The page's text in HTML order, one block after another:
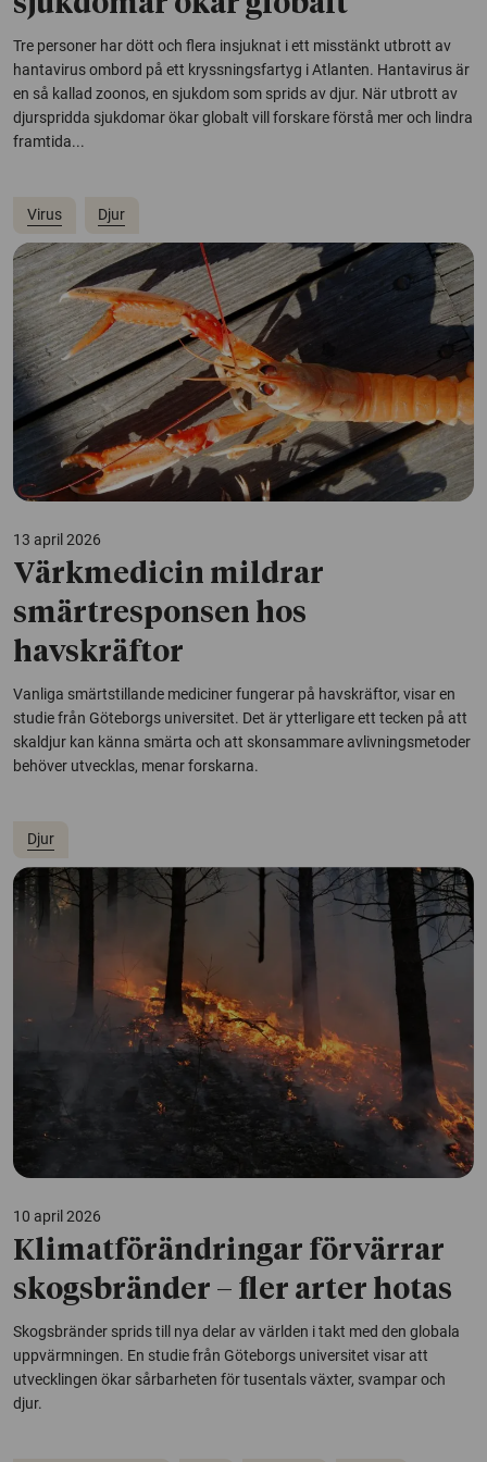
Tre personer har dött och flera insjuknat i ett misstänkt utbrott av
hantavirus ombord på ett kryssningsfartyg i Atlanten. Hantavirus är
en så kallad zoonos, en sjukdom som sprids av djur. När utbrott av
djurspridda sjukdomar ökar globalt vill forskare förstå mer och lindra
framtida...
Virus Djur
13 april 2026
Värkmedicin mildrar
smärtresponsen hos
havskräftor
Vanliga smärtstillande mediciner fungerar på havskräftor, visar en
studie från Göteborgs universitet. Det är ytterligare ett tecken på att
skaldjur kan känna smärta och att skonsammare avlivningsmetoder
behöver utvecklas, menar forskarna.
Djur
10 april 2026
Klimatförändringar förvärrar
skogsbränder – fler arter hotas
Skogsbränder sprids till nya delar av världen i takt med den globala
uppvärmningen. En studie från Göteborgs universitet visar att
utvecklingen ökar sårbarheten för tusentals växter, svampar och
djur.